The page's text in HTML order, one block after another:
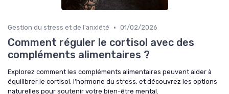
Gestion du stress et de l'anxiété • 01/02/2026
Comment réguler le cortisol avec des
compléments alimentaires ?
Explorez comment les compléments alimentaires peuvent aider à
équilibrer le cortisol, l'hormone du stress, et découvrez les options
naturelles pour soutenir votre bien-être mental.